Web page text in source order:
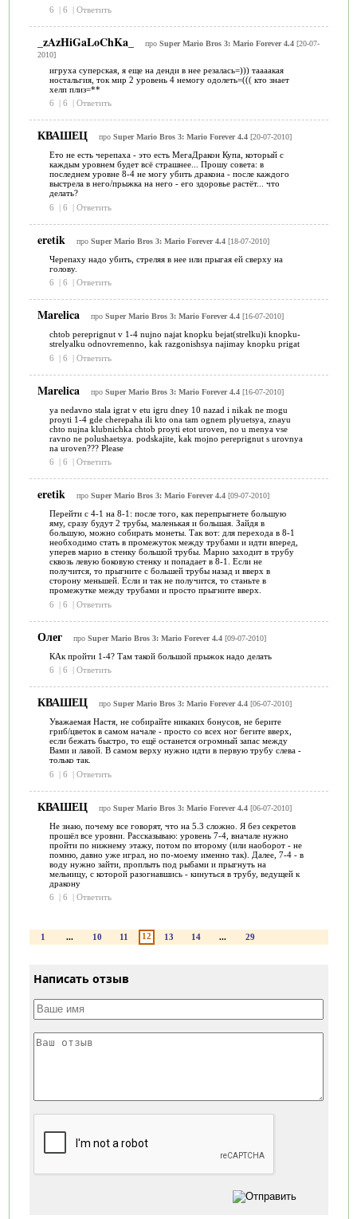
6
| 6 | Ответить
_zAzHiGaLoChKa_ про Super Mario Bros 3: Mario Forever 4.4[20-07-
2010]
игруха суперская, я еще на денди в нее резалась=))) таааакая
ностальгия, ток мир 2 уровень 4 немогу одолеть=((( кто знает
хелп плиз=**
6
| 6 | Ответить
КВАШЕЦ про Super Mario Bros 3: Mario Forever 4.4[20-07-2010]
Ето не есть черепаха - это есть МегаДракон Купа, который с
каждым уровнем будет всё страшнее... Прошу совета: в
последнем уровне 8-4 не могу убить дракона - после каждого
выстрела в него/прыжка на него - его здоровье растёт... что
делать?
6
| 6 | Ответить
eretik про Super Mario Bros 3: Mario Forever 4.4[18-07-2010]
Черепаху надо убить, стреляя в нее или прыгая ей сверху на
голову.
6
| 6 | Ответить
Marelica про Super Mario Bros 3: Mario Forever 4.4[16-07-2010]
chtob pereprignut v 1-4 nujno najat knopku bejat(strelku)i knopku-
strelyalku odnovremenno, kak razgonishsya najimay knopku prigat
6
| 6 | Ответить
Marelica про Super Mario Bros 3: Mario Forever 4.4[16-07-2010]
ya nedavno stala igrat v etu igru dney 10 nazad i nikak ne mogu
proyti 1-4 gde cherepaha ili kto ona tam ognem plyuetsya, znayu
chto nujna klubnichka chtob proyti etot uroven, no u menya vse
ravno ne polushaetsya. podskajite, kak mojno pereprignut s urovnya
na uroven??? Please
6
| 6 | Ответить
eretik про Super Mario Bros 3: Mario Forever 4.4[09-07-2010]
Перейти с 4-1 на 8-1: после того, как перепрыгнете большую
яму, сразу будут 2 трубы, маленькая и большая. Зайдя в
большую, можно собирать монеты. Так вот: для перехода в 8-1
необходимо стать в промежуток между трубами и идти вперед,
уперев марио в стенку большой трубы. Марио заходит в трубу
сквозь левую боковую стенку и попадает в 8-1. Если не
получится, то прыгните с большей трубы назад и вверх в
сторону меньшей. Если и так не получится, то станьте в
промежутке между трубами и просто прыгните вверх.
6
| 6 | Ответить
Олег про Super Mario Bros 3: Mario Forever 4.4[09-07-2010]
КАк пройти 1-4? Там такой большой прыжок надо делать
6
| 6 | Ответить
КВАШЕЦ про Super Mario Bros 3: Mario Forever 4.4[06-07-2010]
Уважаемая Настя, не собирайте никаких бонусов, не берите
гриб/цветок в самом начале - просто со всех ног бегите вверх,
если бежать быстро, то ещё останется огромный запас между
Вами и лавой. В самом верху нужно идти в первую трубу слева -
только так.
6
| 6 | Ответить
КВАШЕЦ про Super Mario Bros 3: Mario Forever 4.4[06-07-2010]
Не знаю, почему все говорят, что на 5.3 сложно. Я без секретов
прошёл все уровни. Рассказываю: уровень 7-4, вначале нужно
пройти по нижнему этажу, потом по второму (или наоборот - не
помню, давно уже играл, но по-моему именно так). Далее, 7-4 - в
воду нужно зайти, проплыть под рыбами и прыгнуть на
мельницу, с которой разогнавшись - кинуться в трубу, ведущей к
дракону
6
| 6 | Ответить
1 ... 10 11 12 13 14 ... 29
Написать отзыв